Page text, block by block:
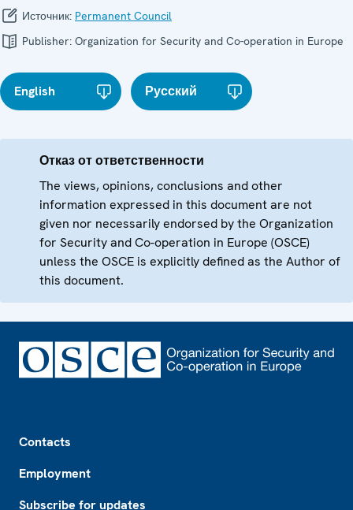
Источник: Permanent Council
Publisher: Organization for Security and Co-operation in Europe
English Русский
Отказ от ответственности
The views, opinions, conclusions and other
information expressed in this document are not
given nor necessarily endorsed by the Organization
for Security and Co-operation in Europe (OSCE)
unless the OSCE is explicitly defined as the Author of
this document.
Contacts
Employment
Subscribe for updates